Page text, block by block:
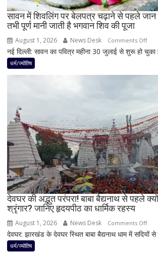
है
शुभ
करियर
और
योग
सावन में शिवलिंग पर बेलपत्र चढ़ाने से पहले
तभी पूर्ण मानी जाती है भगवान शिव की पूजा
August 1, 2026 News Desk Comments Offon
सावन
से
पहले
जान
लें
ये
4
अहम
नियम,
मानी
नई दिल्ली: सावन का पवित्र महीना 30 जुलाई से शुरू हो
धर्म/ज्योतिष
देवघर की अद्भुत परंपरा! बाबा बैद्यनाथ से पहले
श्रृंगार? जानिए हृदयपीठ का धार्मिक रहस्य
August 1, 2026 News Desk Comments Offon
देवघर
देवघर: झारखंड के देवघर स्थित बाबा बैद्यनाथ धाम में सदियों
धर्म/ज्योतिष